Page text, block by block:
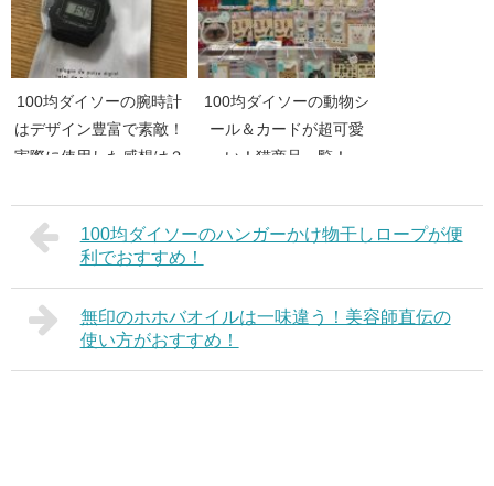
100均ダイソーの腕時計
はデザイン豊富で素敵！
実際に使用した感想は？
100均ダイソーの動物シ
ール＆カードが超可愛
い！猫商品一覧！
100均ダイソーのハンガーかけ物干しロープが便
利でおすすめ！
無印のホホバオイルは一味違う！美容師直伝の
使い方がおすすめ！